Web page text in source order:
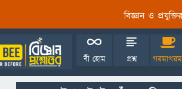
বিজ্ঞান ও
বী হোম প্রশ্ন